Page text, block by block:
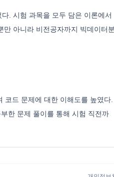
. 시험 과목을 모두 담은 이론에서
만 아니라 비전공자까지 빅데이터분
드 문제에 대한 이해도를 높였다.
한 문제 풀이를 통해 시험 직전까